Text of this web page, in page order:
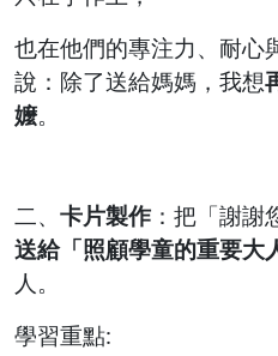
也在他們的專注力、耐心
說：除了送給媽媽，我想
嬤。
二、 卡片製作 ：把「謝謝
送給「照顧學童的重要大
人。
學習重點: